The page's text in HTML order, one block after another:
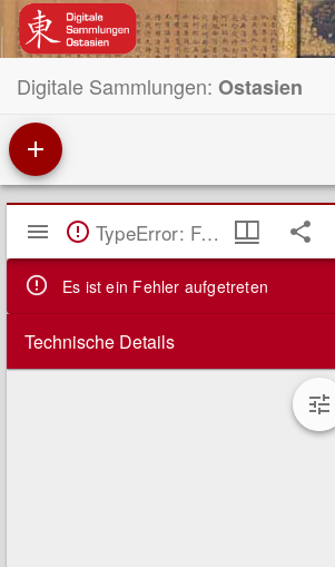
Digitale Sammlungen: Ostasien
Mirador
Viewer TypeError: Failed to fetch
Es ist ein Fehler aufgetreten
Technische Details